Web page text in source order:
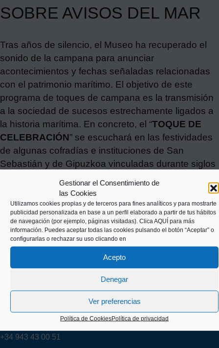
Gestionar el Consentimiento de
las Cookies
Utilizamos cookies propias y de terceros para fines analíticos y para mostrarte
publicidad personalizada en base a un perfil elaborado a partir de tus hábitos
de navegación (por ejemplo, páginas visitadas). Clica AQUÍ para más
información. Puedes aceptar todas las cookies pulsando el botón “Aceptar” o
configurarlas o rechazar su uso clicando en
Acepto
Denegar
Ver preferencias
Política de CookiesPolítica de privacidad
SOBRE AVISOS DEL MAR
Tras años de silencio, el Museo ha recuperado el
sonido de la campana para anunciar
acontecimientos y fechas señaladas relacionadas
con el patrimonio marítimo. El objetivo de este
programa de toques de campana es la transmisión
a la sociedad de sucesos estrechamente ligados a
la historia marítima. En concreto, el “TOQUE DE
CELEBRACIÓN” se escuchará en las festividades
de algunas cofradías e instituciones de San
Sebastián y de Gipuzkoa vinculadas durante siglos
Kaiko pasealekua, 24
20003 Donostia (Gipuzkoa)
+34 943 43 00 51